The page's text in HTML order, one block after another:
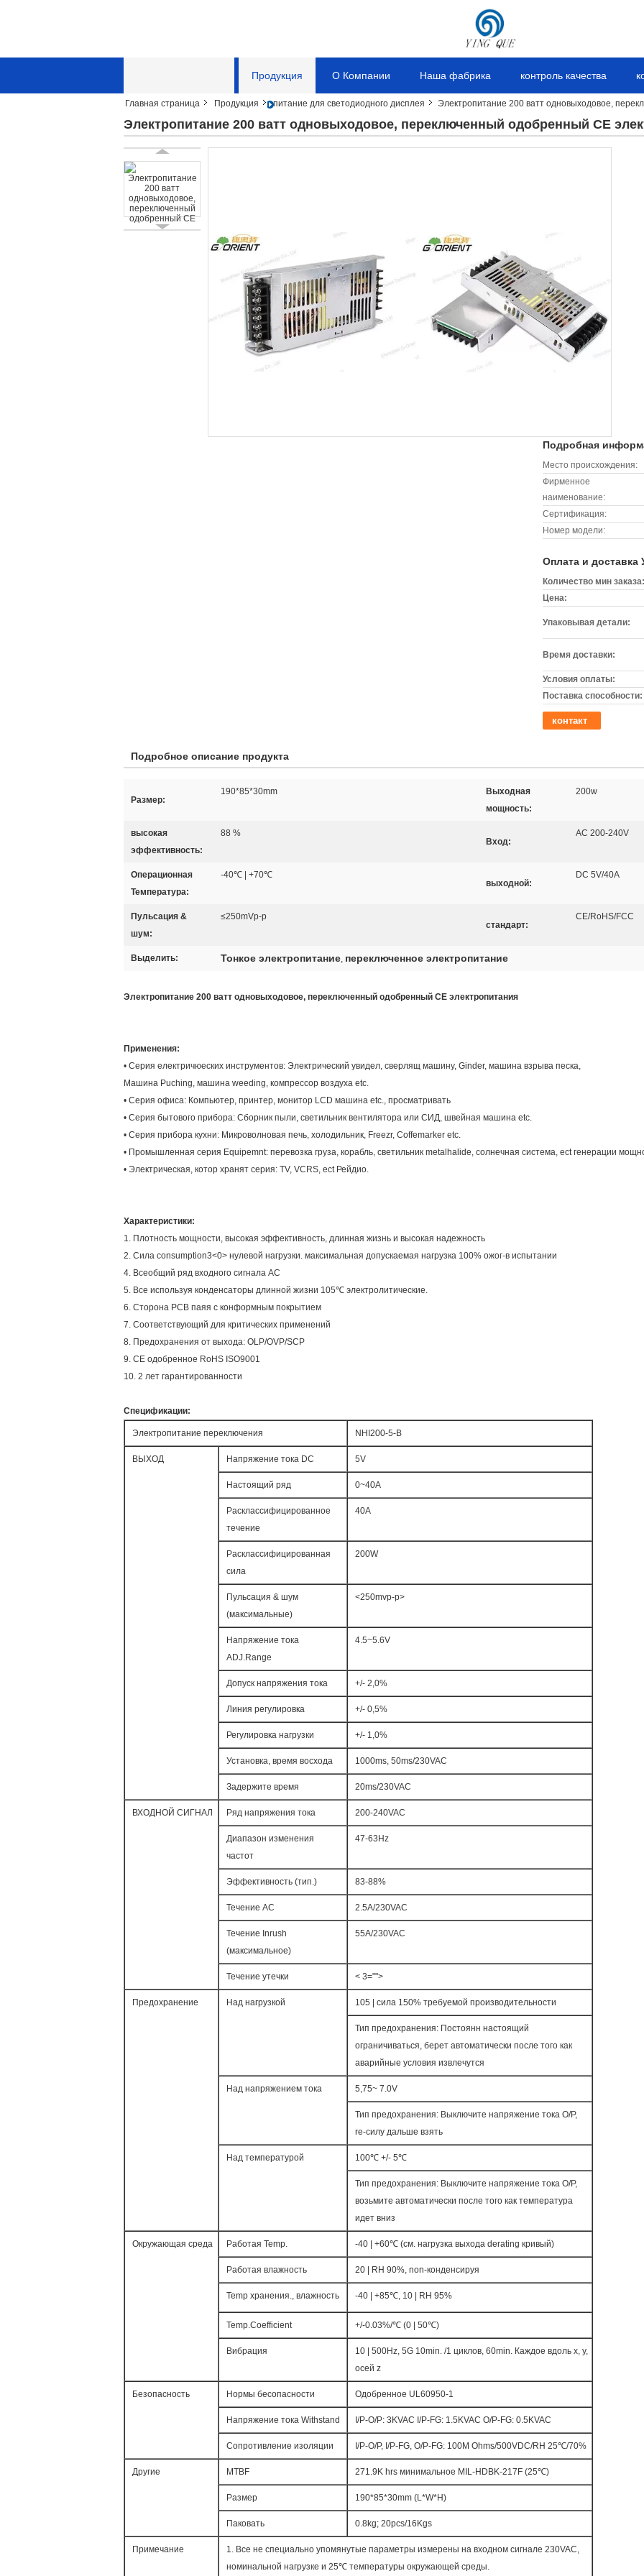
Продукция О Компании Наша фабрика контроль качества
Отправить запрос
Главная страница Продукция питание для светодиодного дисплея Электропитание 200 ватт одновыходовое,
Электропитание 200 ватт одновыходовое, переключенный одобренный CE
Подробная
Место происхождения:
Фирменное
наименование:
Сертификация:
Номер модели:
Оплата и доставка
Количество мин заказа:
Цена:
Упаковывая детали:
Время доставки:
Условия оплаты:
Поставка способности:
контакт
Подробное описание продукта
Размер:
190*85*30mm
Выходная
мощность:
200w
высокая
эффективность:
88 %
Вход:
AC 200-240V
Операционная
Температура:
-40℃ | +70℃
выходной:
DC 5V/40A
Пульсация &
шум:
≤250mVp-p
стандарт:
CE/RoHS/FCC
Выделить: Тонкое электропитание, переключенное электропитание
Электропитание 200 ватт одновыходовое, переключенный одобренный CE электропитания
Применения:
• Серия електричюеских инструментов: Электрический увидел, сверлящ машину, Ginder, машина взрыва песка,
Машина Puching, машина weeding, компрессор воздуха etc.
• Серия офиса: Компьютер, принтер, монитор LCD машина etc., просматривать
• Серия бытового прибора: Сборник пыли, светильник вентилятора или СИД, швейная машина etc.
• Серия прибора кухни: Микроволновая печь, холодильник, Freezr, Coffemarker etc.
• Промышленная серия Equipemnt: перевозка груза, корабль, светильник metalhalide, солнечная система, ect генерации
• Электрическая, котор хранят серия: TV, VCRS, ect Рейдио.
Характеристики:
1. Плотность мощности, высокая эффективность, длинная жизнь и высокая надежность
2. Сила consumption3<0> нулевой нагрузки. максимальная допускаемая нагрузка 100% ожог-в испытании
4. Всеобщий ряд входного сигнала AC
5. Все используя конденсаторы длинной жизни 105℃ электролитические.
6. Сторона PCB паяя с конформным покрытием
7. Соответствующий для критических применений
8. Предохранения от выхода: OLP/OVP/SCP
9. CE одобренное RoHS ISO9001
10. 2 лет гарантированности
Спецификации:
Электропитание переключения NHI200-5-B
ВЫХОД Напряжение тока DC 5V
Настоящий ряд 0~40A
Расклассифицированное
течение
40A
Расклассифицированная
сила
200W
Пульсация & шум
(максимальные)
<250mvp-p>
Напряжение тока
ADJ.Range
4.5~5.6V
Допуск напряжения тока +/- 2,0%
Линия регулировка +/- 0,5%
Регулировка нагрузки +/- 1,0%
Установка, время восхода 1000ms, 50ms/230VAC
Задержите время 20ms/230VAC
ВХОДНОЙ СИГНАЛ Ряд напряжения тока 200-240VAC
Диапазон изменения
частот
47-63Hz
Эффективность (тип.) 83-88%
Течение AC 2.5A/230VAC
Течение Inrush
(максимальное)
55A/230VAC
Течение утечки < 3="">
Предохранение Над нагрузкой 105 | сила 150% требуемой производительности
Тип предохранения: Постоянн настоящий
ограничиваться, берет автоматически после того как
аварийные условия извлечутся
Над напряжением тока 5,75~ 7.0V
Тип предохранения: Выключите напряжение тока O/P,
re-силу дальше взять
Над температурой 100℃ +/- 5℃
Тип предохранения: Выключите напряжение тока O/P,
возьмите автоматически после того как температура
идет вниз
Окружающая среда Работая Temp. -40 | +60℃ (см. нагрузка выхода derating кривый)
Работая влажность 20 | RH 90%, non-конденсируя
Temp хранения., влажность -40 | +85℃, 10 | RH 95%
Temp.Coefficient +/-0.03%/℃ (0 | 50℃)
Вибрация
10 | 500Hz, 5G 10min. /1 циклов, 60min. Каждое вдоль x, y,
осей z
Безопасность Нормы бесопасности Одобренное UL60950-1
Напряжение тока Withstand I/P-O/P: 3KVAC I/P-FG: 1.5KVAC O/P-FG: 0.5KVAC
Сопротивление изоляции I/P-O/P, I/P-FG, O/P-FG: 100M Ohms/500VDC/RH 25℃/70%
Другие MTBF 271.9K hrs минимальное MIL-HDBK-217F (25℃)
Размер 190*85*30mm (L*W*H)
Паковать 0.8kg; 20pcs/16Kgs
Примечание
1. Все не специально упомянутые параметры измерены на входном сигнале 230VAC,
номинальной нагрузке и 25℃ температуры окружающей среды.